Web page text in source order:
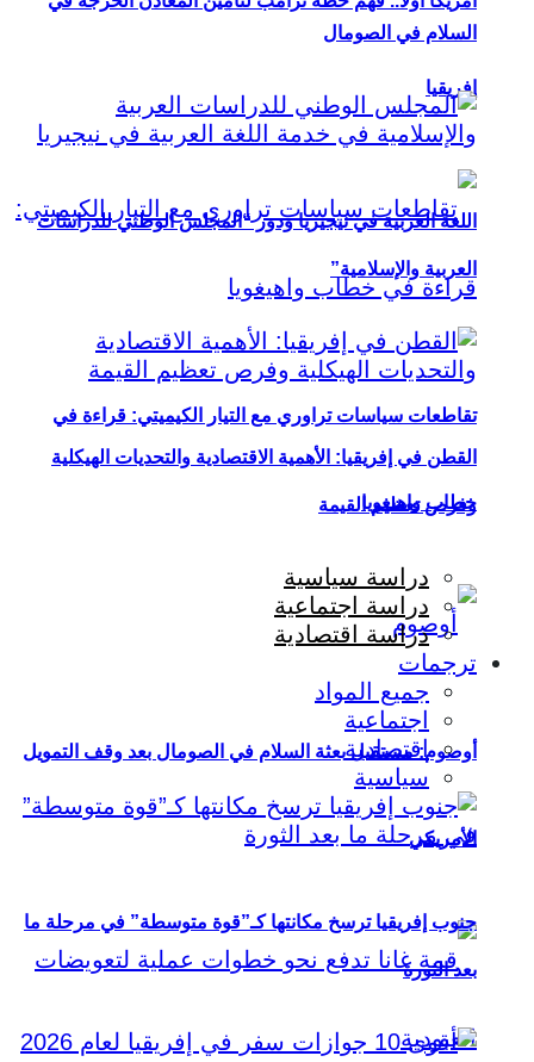
إفريقيا
تقاطعات سياسات تراوري مع التيار الكيميتي: قراءة في
خطاب واهيغويا
أوصوم: مستقبل بعثة السلام في الصومال بعد وقف التمويل
الأمريكي
السلام في الصومال
اللغة العربية في نيجيريا ودور “المجلس الوطني للدراسات
العربية والإسلامية”
القطن في إفريقيا: الأهمية الاقتصادية والتحديات الهيكلية
وفرص تعظيم القيمة
دراسة سياسية
دراسة اجتماعية
دراسة اقتصادية
ترجمات
جميع المواد
اجتماعية
اقتصادية
سياسية
جنوب إفريقيا ترسخ مكانتها كـ”قوة متوسطة” في مرحلة ما
بعد الثورة